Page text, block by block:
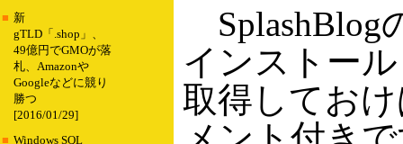
■ 新
gTLD「.shop」、
49億円でGMOが落
札、Amazonや
Googleなどに競り
勝つ
[2016/01/29]
■ Windows SQL
SplashBlog
インストー
取得してお